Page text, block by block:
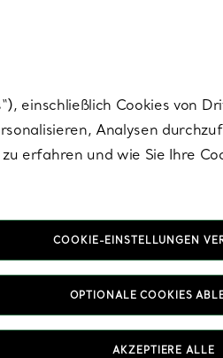
einschließlich Cookies von
Analysen
erfahren und wie Sie Ihre
COOKIE-EINSTELLUNGEN
OPTIONALE COOKIES
AKZEPTIERE ALLE